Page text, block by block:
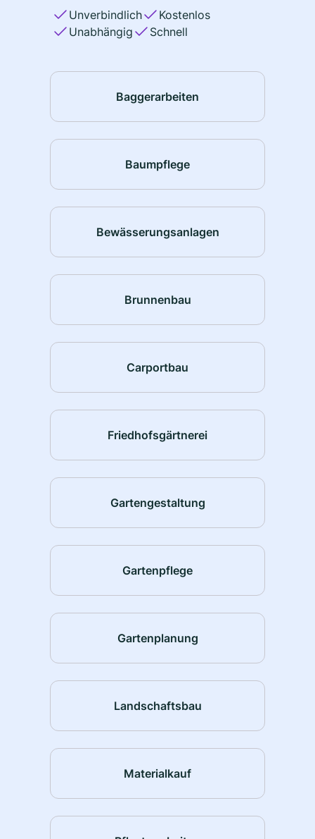
Unverbindlich
Kostenlos
Unabhängig
Schnell
Baggerarbeiten
Baumpflege
Bewässerungsanlagen
Brunnenbau
Carportbau
Friedhofsgärtnerei
Gartengestaltung
Gartenpflege
Gartenplanung
Landschaftsbau
Materialkauf